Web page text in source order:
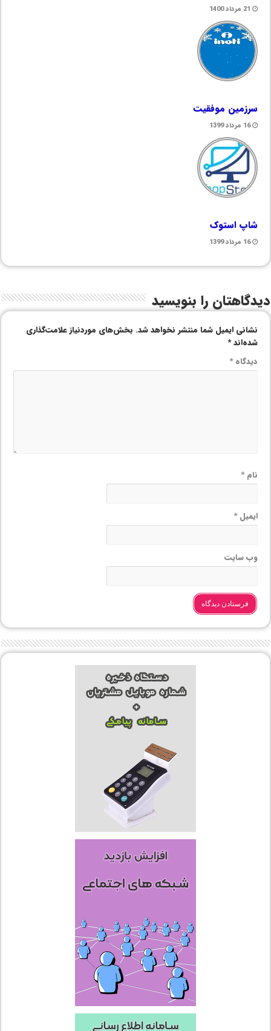
21 مرداد 1400
سرزمین موفقیت
16 مرداد 1399
شاپ استوک
16 مرداد 1399
دیدگاهتان را بنویسید
نشانی ایمیل شما منتشر نخواهد شد. بخش‌های موردنیاز علامت‌گذاری
شده‌اند*
دیدگاه*
نام*
ایمیل*
وب‌ سایت